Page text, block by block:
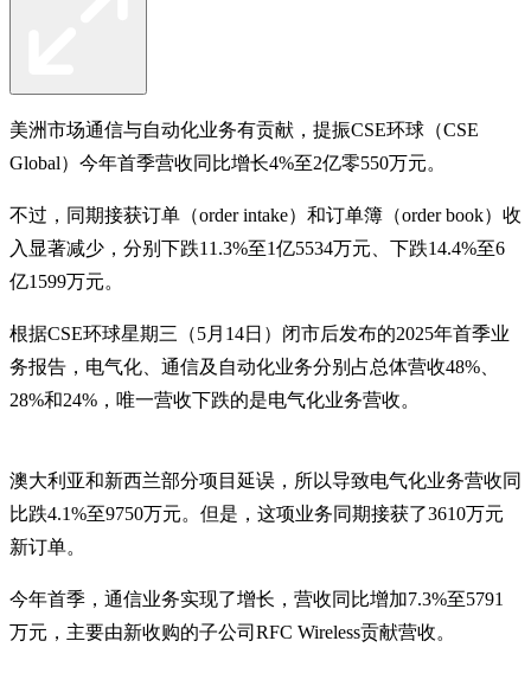
美洲市场通信与自动化业务有贡献，提振CSE环球（CSE
Global）今年首季营收同比增长4%至2亿零550万元。
不过，同期接获订单（order intake）和订单簿（order book）收
入显著减少，分别下跌11.3%至1亿5534万元、下跌14.4%至6
亿1599万元。
根据CSE环球星期三（5月14日）闭市后发布的2025年首季业
务报告，电气化、通信及自动化业务分别占总体营收48%、
28%和24%，唯一营收下跌的是电气化业务营收。
澳大利亚和新西兰部分项目延误，所以导致电气化业务营收同
比跌4.1%至9750万元。但是，这项业务同期接获了3610万元
新订单。
今年首季，通信业务实现了增长，营收同比增加7.3%至5791
万元，主要由新收购的子公司RFC Wireless贡献营收。